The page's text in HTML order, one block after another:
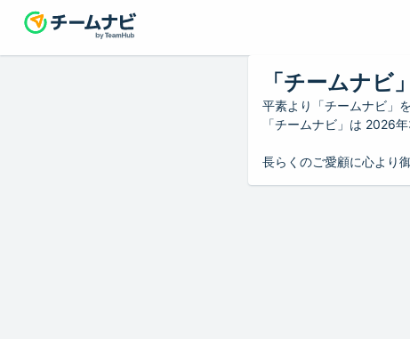
「チームナビ
平素より「チームナビ」
「チームナビ」は 2026
長らくのご愛顧に心より